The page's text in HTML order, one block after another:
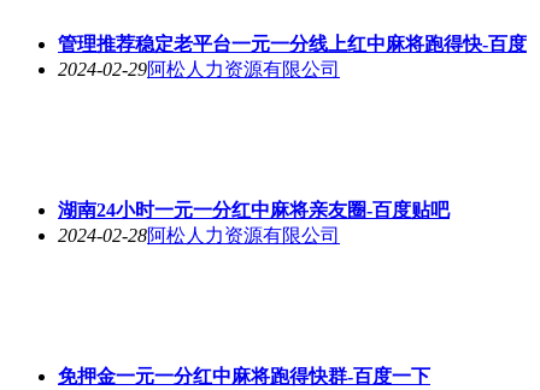
管理推荐稳定老平台一元一分线上红中麻将跑得快-百度
2024-02-29阿松人力资源有限公司
湖南24小时一元一分红中麻将亲友圈-百度贴吧
2024-02-28阿松人力资源有限公司
免押金一元一分红中麻将跑得快群-百度一下